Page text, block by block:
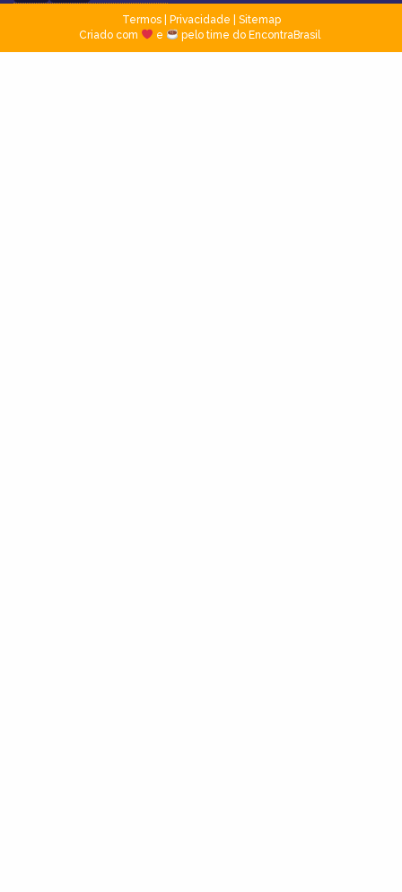
Termos| Privacidade
Sitemap
Criado com
e pelo time do EncontraBrasil